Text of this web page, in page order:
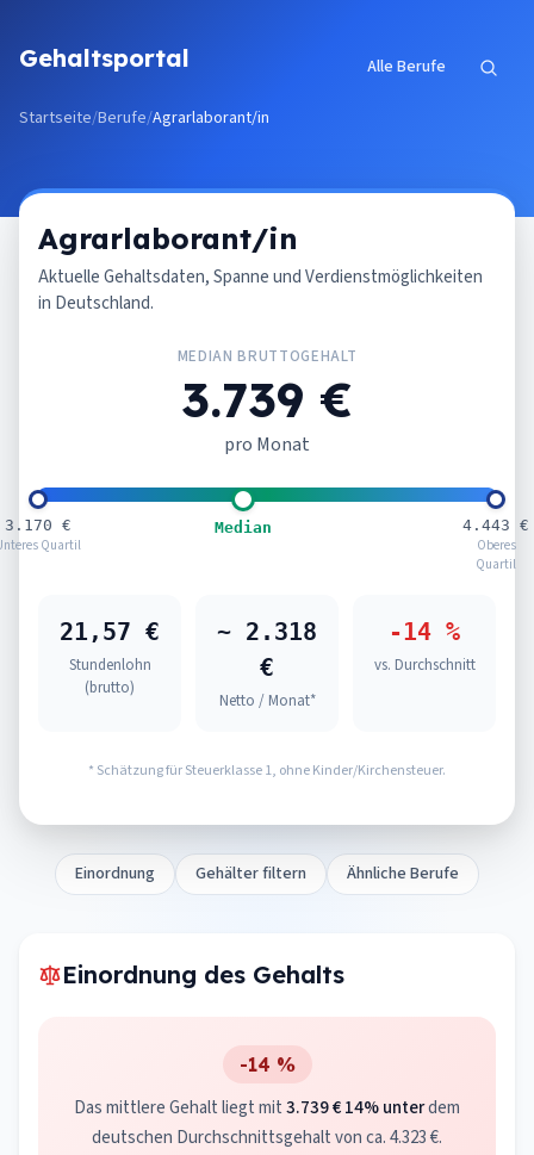
Gehaltsportal Alle Berufe
Startseite/Berufe/Agrarlaborant/in
Agrarlaborant/in
Aktuelle Gehaltsdaten, Spanne und Verdienstmöglichkeiten
in Deutschland.
MEDIAN BRUTTOGEHALT
3.739 €
pro Monat
3.170 €
Quartil
Median
4.443 €
Oberes
Quartil
21,57 €
Stundenlohn
(brutto)
~ 2.318
€
Netto / Monat*
-14 %
vs. Durchschnitt
* Schätzung für Steuerklasse 1, ohne Kinder/Kirchensteuer.
Einordnung Gehälter filtern Ähnliche Berufe
Einordnung des Gehalts
-14 %
Das mittlere Gehalt liegt mit3.739 €14% unterdem
deutschen Durchschnittsgehalt von ca. 4.323 €.